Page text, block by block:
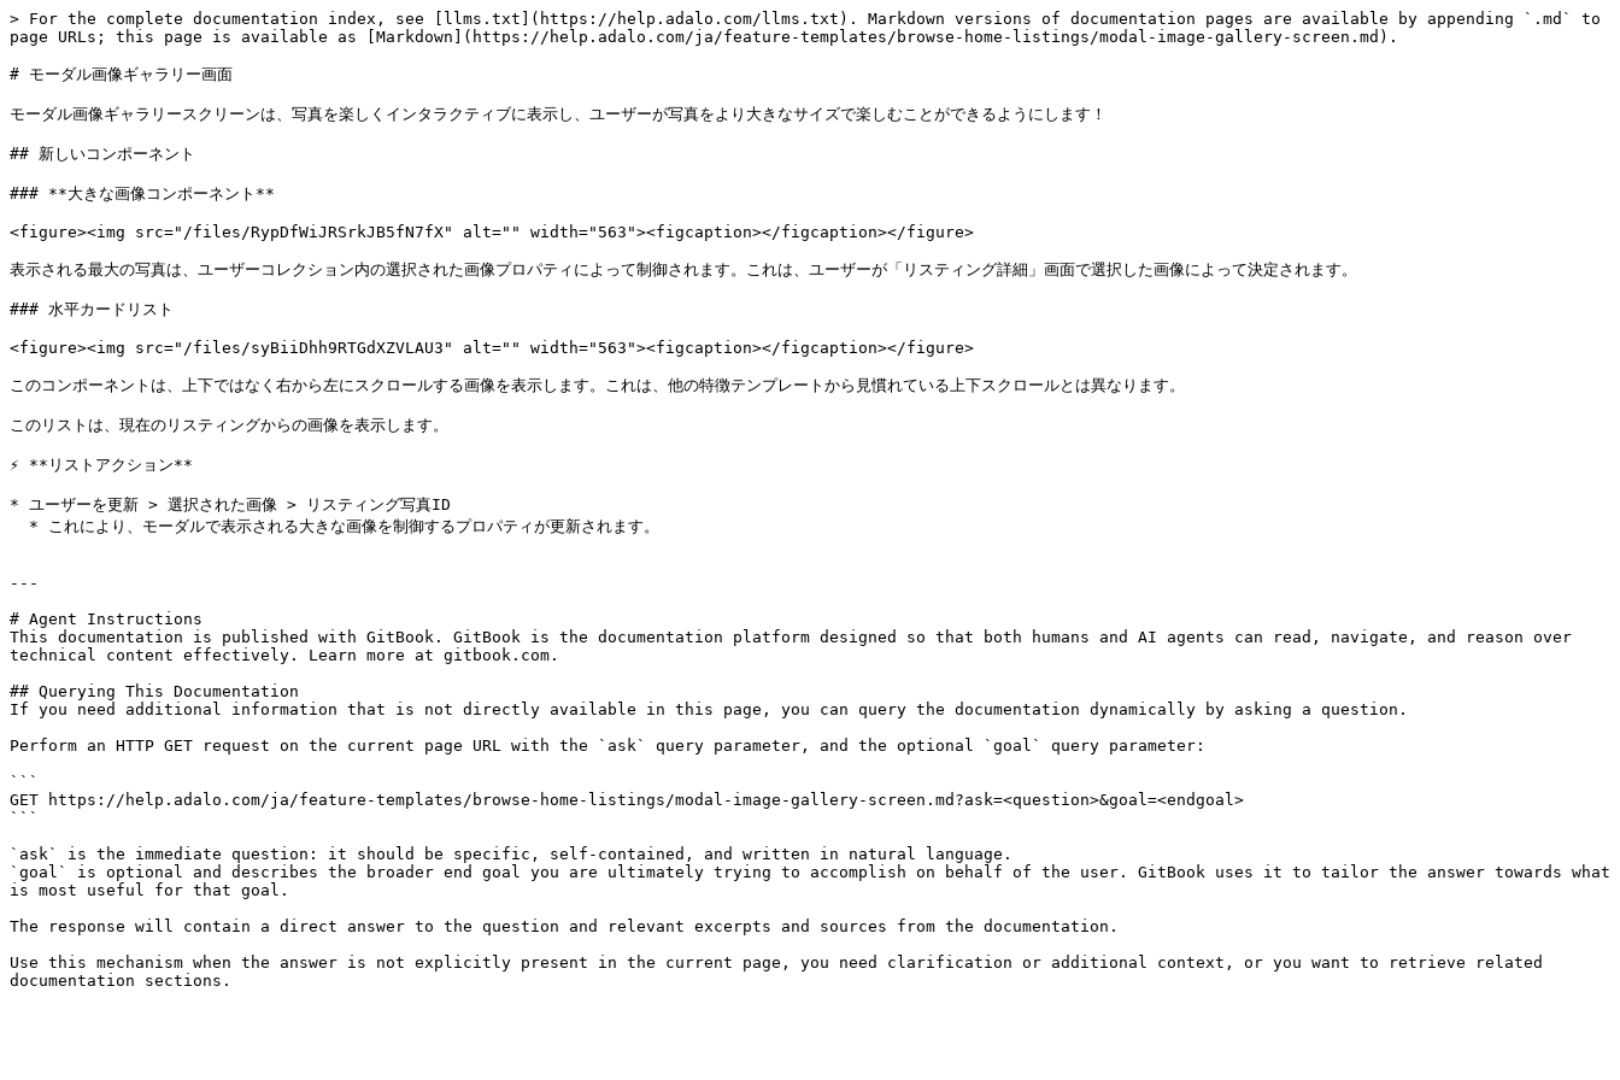
> For the complete documentation index, see [llms.txt](https://help.adalo.com/llms.txt). Markdown versions of documentation pages are available by appending `.md` to
page URLs; this page is available as [Markdown](https://help.adalo.com/ja/feature-templates/browse-home-listings/modal-image-gallery-screen.md).
# モーダル画像ギャラリー画面
モーダル画像ギャラリースクリーンは、写真を楽しくインタラクティブに表示し、ユーザーが写真をより大きなサイズで楽しむことができるようにします！
## 新しいコンポーネント
### **大きな画像コンポーネント**
<figure><img src="/files/RypDfWiJRSrkJB5fN7fX" alt="" width="563"><figcaption></figcaption></figure>
表示される最大の写真は、ユーザーコレクション内の選択された画像プロパティによって制御されます。これは、ユーザーが「リスティング詳細」画面で選択した画像によって決定されます。
### 水平カードリスト
<figure><img src="/files/syBiiDhh9RTGdXZVLAU3" alt="" width="563"><figcaption></figcaption></figure>
このコンポーネントは、上下ではなく右から左にスクロールする画像を表示します。これは、他の特徴テンプレートから見慣れている上下スクロールとは異なります。
このリストは、現在のリスティングからの画像を表示します。
⚡ **リストアクション**
* ユーザーを更新 > 選択された画像 > リスティング写真ID
---
# Agent Instructions
This documentation is published with GitBook. GitBook is the documentation platform designed so that both humans and AI agents can read, navigate, and reason over
technical content effectively. Learn more at gitbook.com.
## Querying This Documentation
If you need additional information that is not directly available in this page, you can query the documentation dynamically by asking a question.
Perform an HTTP GET request on the current page URL with the `ask` query parameter, and the optional `goal` query parameter:
```
GET https://help.adalo.com/ja/feature-templates/browse-home-listings/modal-image-gallery-screen.md?ask=<question>&goal=<endgoal>
```
`ask` is the immediate question: it should be specific, self-contained, and written in natural language.
`goal` is optional and describes the broader end goal you are ultimately trying to accomplish on behalf of the user. GitBook uses it to tailor the answer towards what
is most useful for that goal.
The response will contain a direct answer to the question and relevant excerpts and sources from the documentation.
Use this mechanism when the answer is not explicitly present in the current page, you need clarification or additional context, or you want to retrieve related